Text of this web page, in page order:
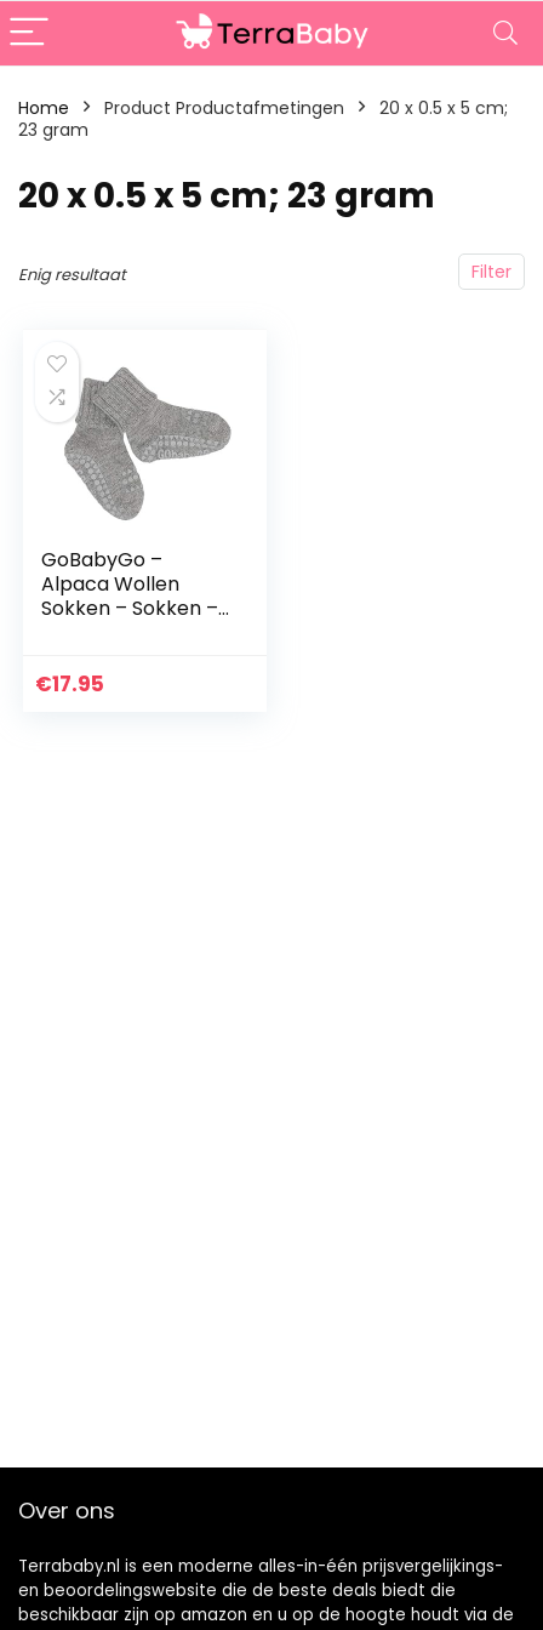
Home Product Productafmetingen
‎20 x 0.5 x 5 cm;
23 gram
‎20 x 0.5 x 5 cm; 23 gram
Filter
Enig resultaat
GoBabyGo –
Alpaca Wollen
Sokken – Sokken –
€17.95
Over ons
Terrababy.nl is een moderne alles-in-één prijsvergelijkings-
en beoordelingswebsite die de beste deals biedt die
beschikbaar zijn op amazon en u op de hoogte houdt via de